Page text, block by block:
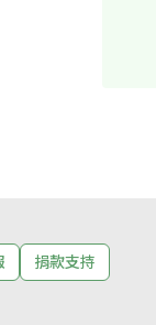
捐款支持